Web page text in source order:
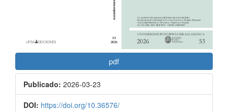
pdf
Publicado: 2026-03-23
DOI: https://doi.org/10.36576/